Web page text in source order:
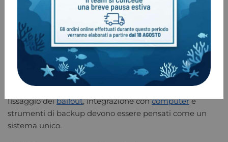
Rebreather CCR per immersioni
tecniche: configurazione e uso reale
La differenza tra una macchina valida e una macchina
che funziona davvero per te emerge quando la
configuri per l’uso reale. Imbrago, posizionamento
bombole, accessibilità alle valvole, routing dei cavi,
fissaggio deibailout, integrazione concomputere
strumenti di backup devono essere pensati come un
sistema unico.